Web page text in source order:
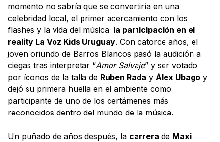
momento no sabría que se convertiría en una
celebridad local, el primer acercamiento con los
flashes y la vida del música: la participación en el
reality La Voz Kids Uruguay. Con catorce años, el
joven oriundo de Barros Blancos pasó la audición a
ciegas tras interpretar “Amor Salvaje” y ser votado
por íconos de la talla de Ruben Rada y Álex Ubago y
dejó su primera huella en el ambiente como
participante de uno de los certámenes más
reconocidos dentro del mundo de la música.
Un puñado de años después, la carrera de Maxi